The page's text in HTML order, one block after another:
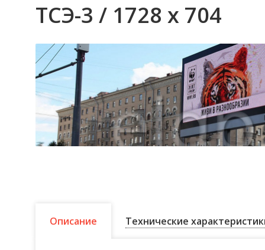
ТСЭ-3 / 1728 x 704
Описание Технические